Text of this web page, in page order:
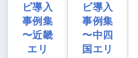
ビ導入
事例集
〜近畿
エリ
ビ導入
事例集
〜中四
国エリ